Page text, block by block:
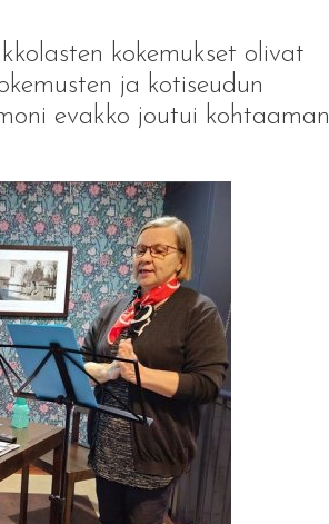
kokemukset olivat
ja kotiseudun
evakko joutui kohtaaman